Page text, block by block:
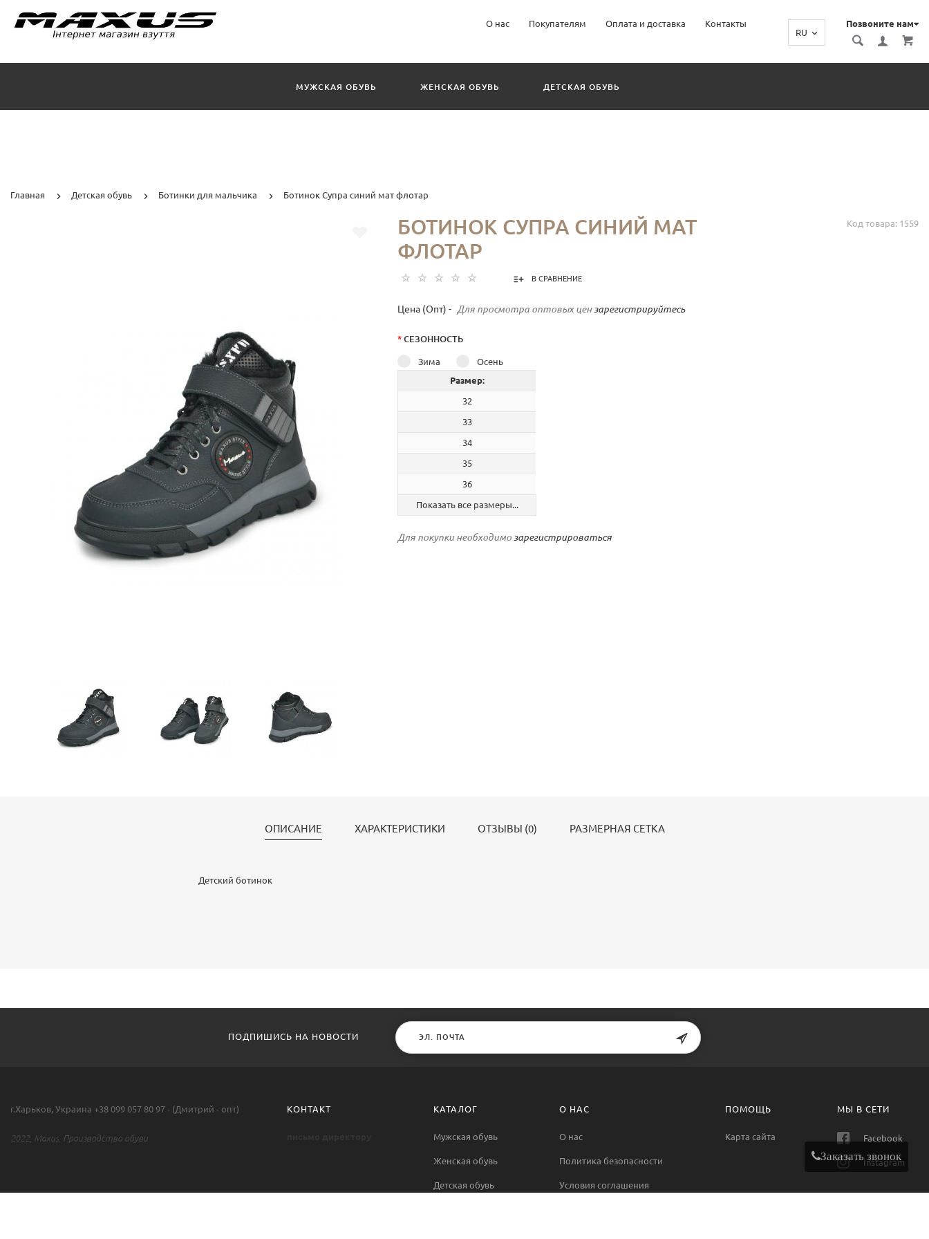
Позвоните нам
RU
О нас Покупателям Оплата и доставка Контакты
МУЖСКАЯ ОБУВЬ ЖЕНСКАЯ ОБУВЬ ДЕТСКАЯ ОБУВЬ
Главная Детская обувь Ботинки для мальчика Ботинок Супра синий мат флотар
Код товара: 1559
БОТИНОК СУПРА СИНИЙ МАТ
ФЛОТАР
В СРАВНЕНИЕ
Цена (Опт) - Для просмотра оптовых цен зарегистрируйтесь
* СЕЗОННОСТЬ
Зима
Осень
Размер:
32
33
34
35
36
Показать все размеры...
Для покупки необходимо зарегистрироваться
ОПИСАНИЕ ХАРАКТЕРИСТИКИ ОТЗЫВЫ (0) РАЗМЕРНАЯ СЕТКА
Детский ботинок
ПОДПИШИСЬ НА НОВОСТИ
КОНТАКТ КАТАЛОГ
Мужская обувь
Женская обувь
Детская обувь
О НАС
О нас
Политика безопасности
Условия соглашения
ПОМОЩЬ
Карта сайта
МЫ В СЕТИ
Facebook
Instagram
г.Харьков, Украина +38 099 057 80 97 - (Дмитрий - опт)
2022, Maxus. Производство обуви
Заказать звонок